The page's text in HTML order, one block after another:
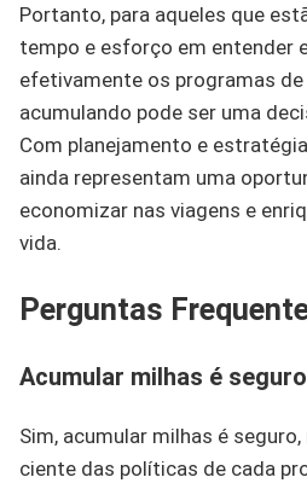
Portanto, para aqueles que
tempo e esforço em entender
efetivamente os programas
acumulando pode ser uma
Com planejamento e
ainda representam uma
economizar nas viagens e
vida.
Perguntas
Acumular milhas é
Sim, acumular milhas é
ciente das políticas de cada